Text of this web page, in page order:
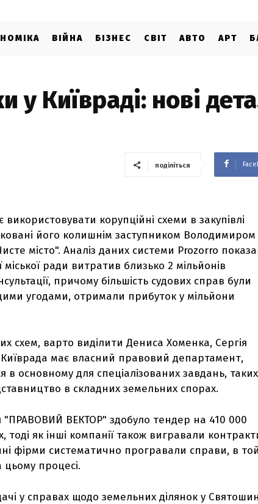
ВІЙНА БІЗНЕС СВІТ АВТО АРТ
у Київраді: нові
поділіться
корупційні схеми в закупівлі
його колишнім заступником Володимиром
місто". Аналіз даних системи Prozorro
міської ради витратив близько 2 мільйонів
причому більшість судових справ були
угодами, отримали прибуток у мільйони
схем, варто виділити Дениса Хоменка, Сергія
має власний правовий департамент,
в основному для спеціалізованих завдань, таких
в складних земельних спорах.
"ПРАВОВИЙ ВЕКТОР" здобуло тендер на 410 000
як інші компанії також вигравали
фірми систематично програвали справи, в той
цьому процесі.
у справах щодо земельних ділянок у